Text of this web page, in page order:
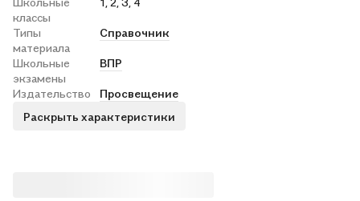
классы
Типы
материала
Справочник
Школьные
экзамены
ВПР
Издательство
Просвещение
Раскрыть характеристики